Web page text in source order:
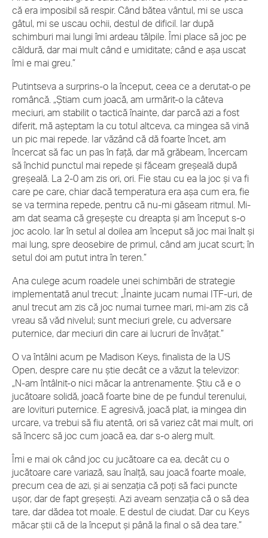
că era imposibil să respir. Când bătea vântul, mi se usca
gâtul, mi se uscau ochii, destul de dificil. Iar după
schimburi mai lungi îmi ardeau tălpile. Îmi place să joc pe
căldură, dar mai mult când e umiditate; când e așa uscat
îmi e mai greu.”
Putintseva a surprins-o la început, ceea ce a derutat-o pe
româncă. „Știam cum joacă, am urmărit-o la câteva
meciuri, am stabilit o tactică înainte, dar parcă azi a fost
diferit, mă așteptam la cu totul altceva, ca mingea să vină
un pic mai repede. Iar văzând că dă foarte încet, am
încercat să fac un pas în față, dar mă grăbeam, încercam
să închid punctul mai repede și făceam greșeală după
greșeală. La 2-0 am zis ori, ori. Fie stau cu ea la joc și va fi
care pe care, chiar dacă temperatura era așa cum era, fie
se va termina repede, pentru că nu-mi găseam ritmul. Mi-
am dat seama că greșește cu dreapta și am început s-o
joc acolo. Iar în setul al doilea am început să joc mai înalt și
mai lung, spre deosebire de primul, când am jucat scurt; în
setul doi am putut intra în teren.”
Ana culege acum roadele unei schimbări de strategie
implementată anul trecut: „Înainte jucam numai ITF-uri, de
anul trecut am zis că joc numai turnee mari, mi-am zis că
vreau să văd nivelul; sunt meciuri grele, cu adversare
puternice, dar meciuri din care ai lucruri de învățat.”
O va întâlni acum pe Madison Keys, finalista de la US
Open, despre care nu știe decât ce a văzut la televizor:
„N-am întâlnit-o nici măcar la antrenamente. Știu că e o
jucătoare solidă, joacă foarte bine de pe fundul terenului,
are lovituri puternice. E agresivă, joacă plat, ia mingea din
urcare, va trebui să fiu atentă, ori să variez cât mai mult, ori
să încerc să joc cum joacă ea, dar s-o alerg mult.
Îmi e mai ok când joc cu jucătoare ca ea, decât cu o
jucătoare care variază, sau înalță, sau joacă foarte moale,
precum cea de azi, și ai senzația că poți să faci puncte
ușor, dar de fapt greșești. Azi aveam senzația că o să dea
tare, dar dădea tot moale. E destul de ciudat. Dar cu Keys
măcar știi că de la început și până la final o să dea tare.”